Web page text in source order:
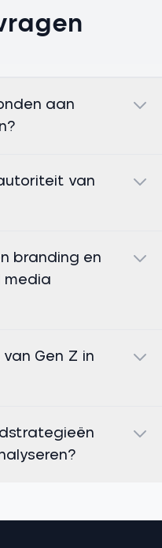
aan
van
branding en
media
Gen Z in